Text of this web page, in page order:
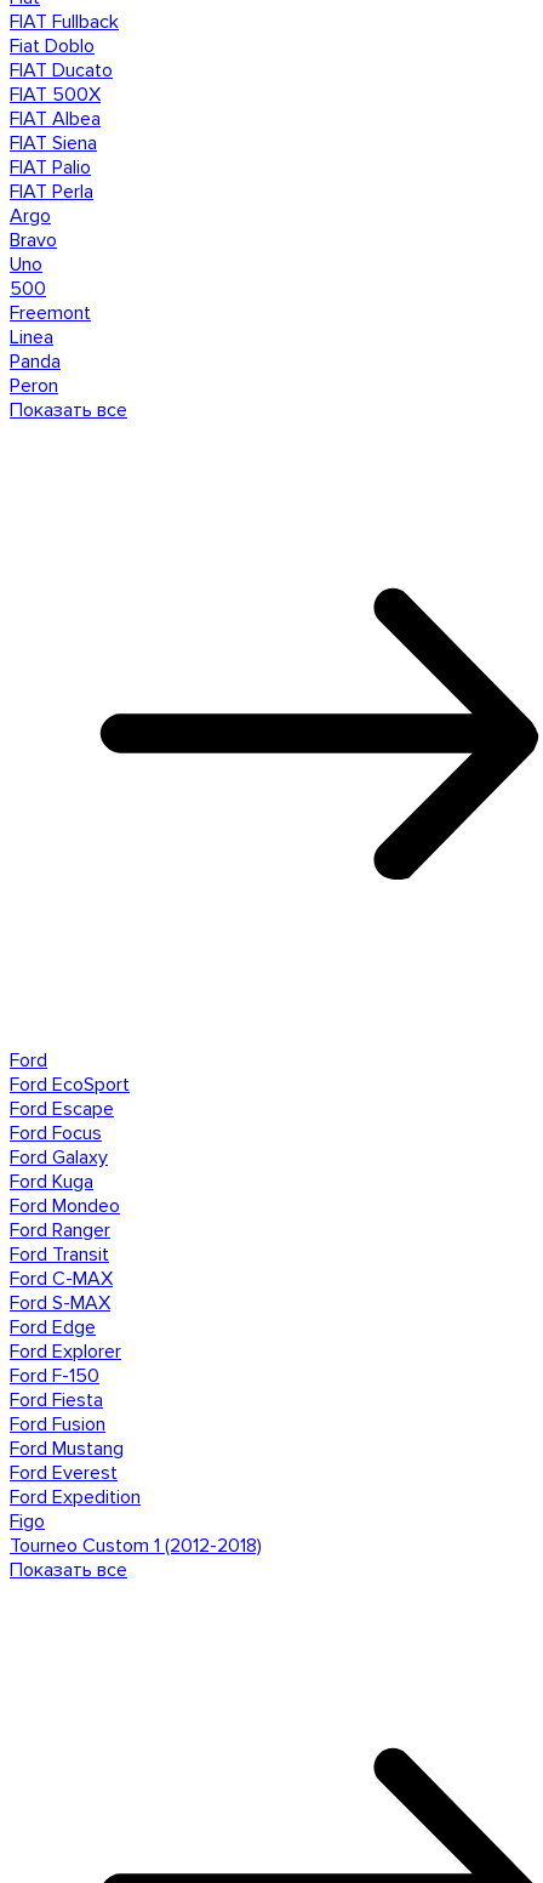
FIAT Fullback
Fiat Doblo
FIAT Ducato
FIAT 500X
FIAT Albea
FIAT Siena
FIAT Palio
FIAT Perla
Argo
Bravo
Uno
500
Freemont
Linea
Panda
Peron
Показать все
Ford
Ford EcoSport
Ford Escape
Ford Focus
Ford Galaxy
Ford Kuga
Ford Mondeo
Ford Ranger
Ford Transit
Ford C-MAX
Ford S-MAX
Ford Edge
Ford Explorer
Ford F-150
Ford Fiesta
Ford Fusion
Ford Mustang
Ford Everest
Ford Expedition
Figo
Tourneo Custom 1 (2012-2018)
Показать все